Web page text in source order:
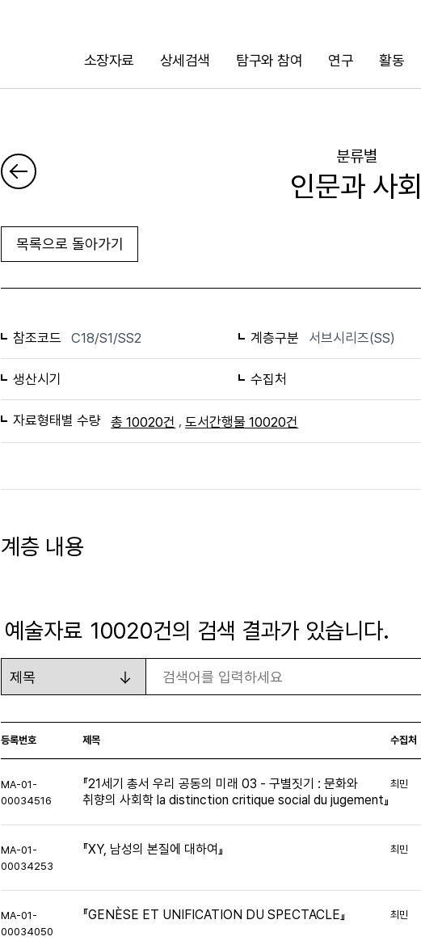
소장자료 상세검색 탐구와 참여 연구 활동
검색
분류별
인문과 사회
목록으로 돌아가기
참조코드 C18/S1/SS2 계층구분 서브시리즈(SS)
생산시기 수집처
자료형태별 수량 총 10020건 , 도서간행물 10020건
계층 내용
예술자료 10020건의 검색 결과가 있습니다.
검색
등록번호 제목 수집처
MA-01-
00034516
『21세기 총서 우리 공동의 미래 03 - 구별짓기 : 문화와
취향의 사회학 la distinction critique social du jugement』
최민
MA-01-
00034253
『XY, 남성의 본질에 대하여』 최민
MA-01-
00034050
『GENÈSE ET UNIFICATION DU SPECTACLE』 최민